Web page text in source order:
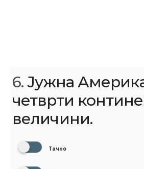
6.Јужна
четврти
величини.
Тачно